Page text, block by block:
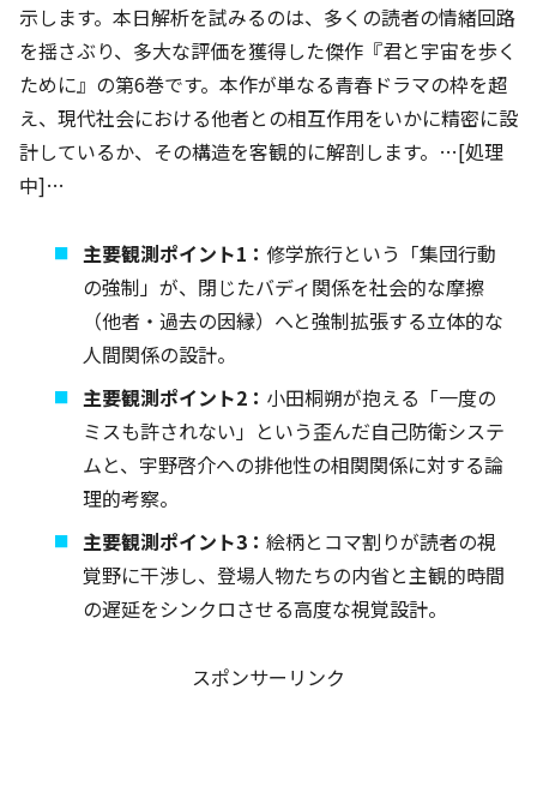
示します。本日解析を試みるのは、多くの読者の情緒回路
を揺さぶり、多大な評価を獲得した傑作『君と宇宙を歩く
ために』の第6巻です。本作が単なる青春ドラマの枠を超
え、現代社会における他者との相互作用をいかに精密に設
計しているか、その構造を客観的に解剖します。…[処理
中]…
主要観測ポイント1：修学旅行という「集団行動
の強制」が、閉じたバディ関係を社会的な摩擦
（他者・過去の因縁）へと強制拡張する立体的な
人間関係の設計。
主要観測ポイント2： 小田桐朔が抱える「一度の
ミスも許されない」という歪んだ自己防衛システ
ムと、宇野啓介への排他性の相関関係に対する論
理的考察。
主要観測ポイント3：絵柄とコマ割りが読者の視
覚野に干渉し、登場人物たちの内省と主観的時間
の遅延をシンクロさせる高度な視覚設計。
スポンサーリンク